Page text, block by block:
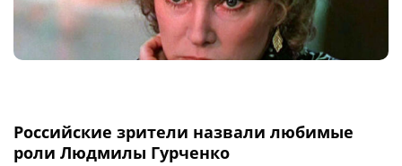
Российские зрители назвали любимые
роли Людмилы Гурченко